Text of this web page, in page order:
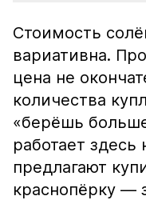
Стоимость
вариативна.
цена не
количества
«берёшь
работает здесь
предлагают
краснопёрку —